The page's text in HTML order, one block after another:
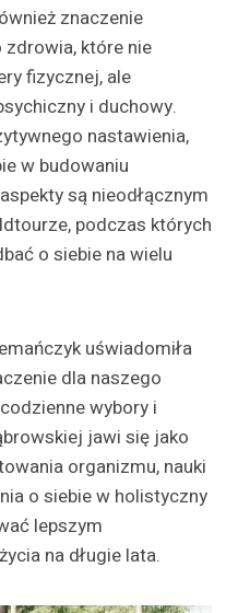
znaczenie
które nie
fizycznej, ale
i duchowy.
nastawienia,
w budowaniu
są nieodłącznym
podczas których
o siebie na wielu
uświadomiła
dla naszego
wybory i
jawi się jako
organizmu, nauki
o siebie w holistyczny
lepszym
na długie lata.